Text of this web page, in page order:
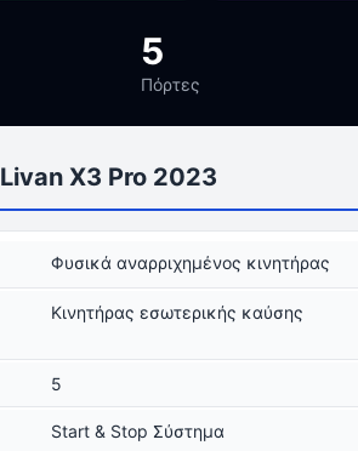
5
Πόρτες
X3 Pro 2023
Φυσικά αναρριχημένος κινητήρας
Κινητήρας εσωτερικής καύσης
5
Start & Stop Σύστημα